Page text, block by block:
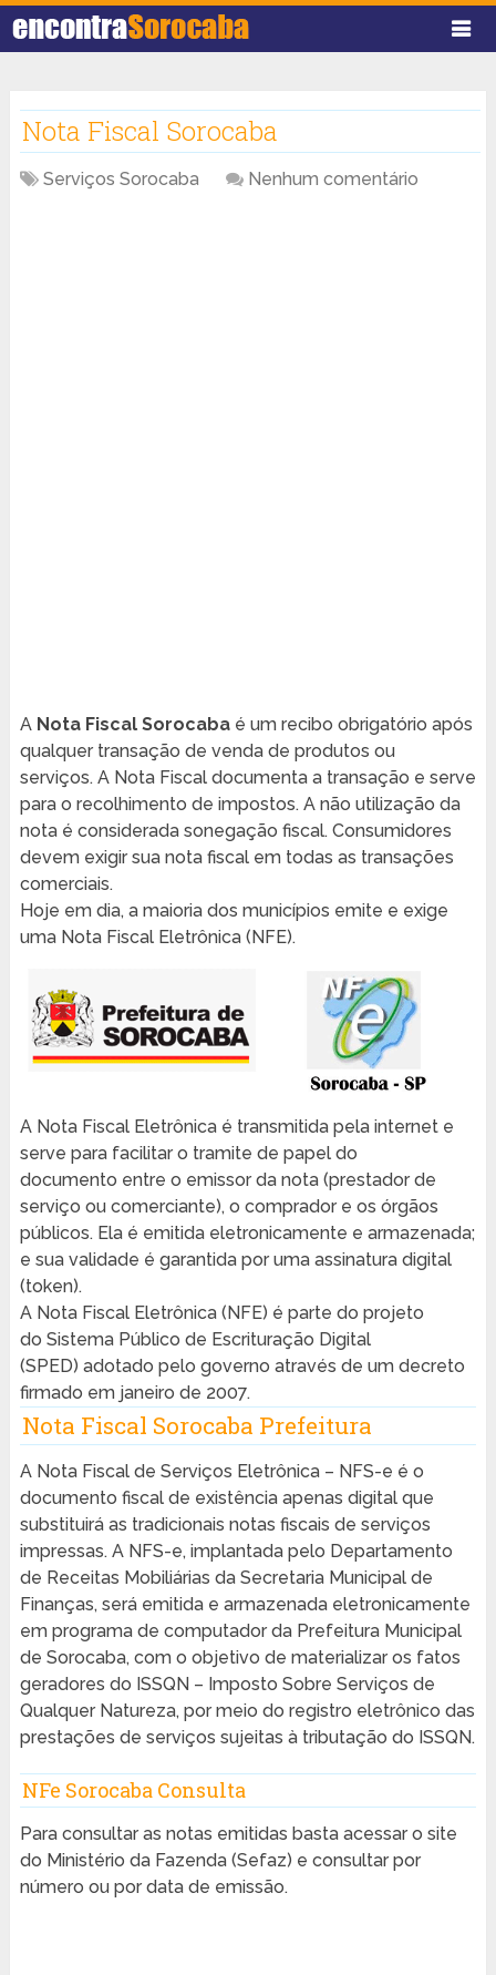
Nota Fiscal Sorocaba
Serviços Sorocaba Nenhum comentário
A Nota Fiscal Sorocabaé um recibo obrigatório após
qualquer transação de venda de produtos ou
serviços. A Nota Fiscal documenta a transação e serve
para o recolhimento de impostos. A não utilização da
nota é considerada sonegação fiscal. Consumidores
devem exigir sua nota fiscal em todas as transações
comerciais.
Hoje em dia, a maioria dos municípios emite e exige
uma Nota Fiscal Eletrônica (NFE).
A Nota Fiscal Eletrônica é transmitida pela internet e
serve para facilitar o tramite de papel do
documento entre o emissor da nota (prestador de
serviço ou comerciante), o comprador e os órgãos
públicos. Ela é emitida eletronicamente e armazenada;
e sua validade é garantida por uma assinatura digital
(token).
A Nota Fiscal Eletrônica (NFE) é parte do projeto
do Sistema Público de Escrituração Digital
(SPED) adotado pelo governo através de um decreto
firmado em janeiro de 2007.
Nota Fiscal Sorocaba Prefeitura
A Nota Fiscal de Serviços Eletrônica – NFS-e é o
documento fiscal de existência apenas digital que
substituirá as tradicionais notas fiscais de serviços
impressas. A NFS-e, implantada pelo Departamento
de Receitas Mobiliárias da Secretaria Municipal de
Finanças, será emitida e armazenada eletronicamente
em programa de computador da Prefeitura Municipal
de Sorocaba, com o objetivo de materializar os fatos
geradores do ISSQN – Imposto Sobre Serviços de
Qualquer Natureza, por meio do registro eletrônico das
prestações de serviços sujeitas à tributação do ISSQN.
NFe Sorocaba Consulta
Para consultar as notas emitidas basta acessar o site
do Ministério da Fazenda (Sefaz) e consultar por
número ou por data de emissão.